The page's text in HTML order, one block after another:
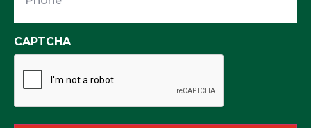
CAPTCHA